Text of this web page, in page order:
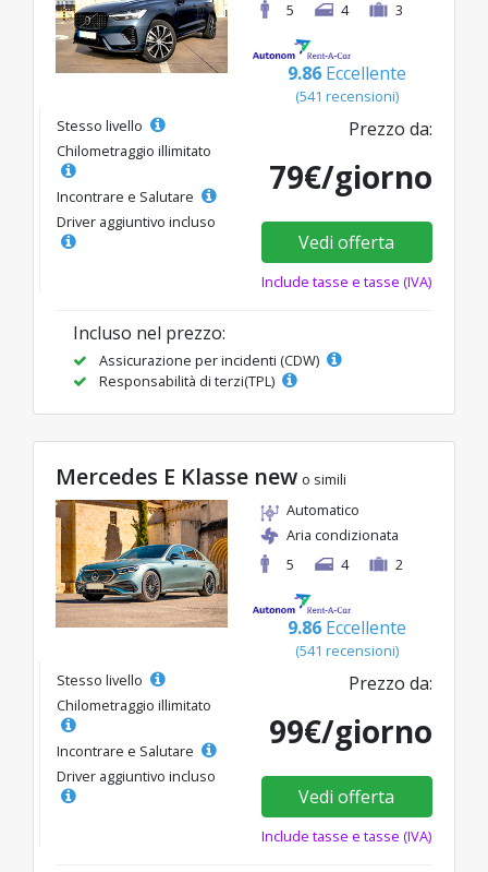
5 4 3
9.86 Eccellente
(541 recensioni)
Stesso livello
Chilometraggio illimitato
Incontrare e Salutare
Driver aggiuntivo incluso
Prezzo da:
79€/giorno
Vedi offerta
Include tasse e tasse (IVA)
Incluso nel prezzo:
Assicurazione per incidenti (CDW)
Responsabilità di terzi(TPL)
Mercedes E Klasse new o simili
Automatico
Aria condizionata
5
4 2
9.86 Eccellente
(541 recensioni)
Stesso livello
Chilometraggio illimitato
Incontrare e Salutare
Driver aggiuntivo incluso
Prezzo da:
99€/giorno
Vedi offerta
Include tasse e tasse (IVA)